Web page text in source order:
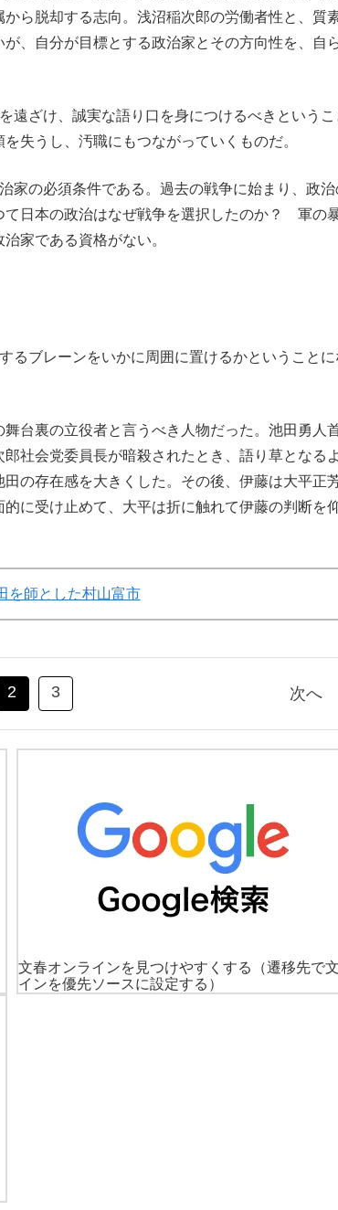
ら脱却する志向。浅沼稲次郎の労働者性と、質
、自分が目標とする政治家とその方向性を、自
遠ざけ、誠実な語り口を身につけるべきというこ
失うし、汚職にもつながっていくものだ。
家の必須条件である。過去の戦争に始まり、政治
日本の政治はなぜ戦争を選択したのか？ 軍の
家である資格がない。
るブレーンをいかに周囲に置けるかということに
台裏の立役者と言うべき人物だった。池田勇人
社会党委員長が暗殺されたとき、語り草となるよ
の存在感を大きくした。その後、伊藤は大平正
に受け止めて、大平は折に触れて伊藤の判断を
を師とした村山富市
2 3 次へ
文春オンラインを見つけやすくする
（遷移先で
インを優先ソースに設定する）